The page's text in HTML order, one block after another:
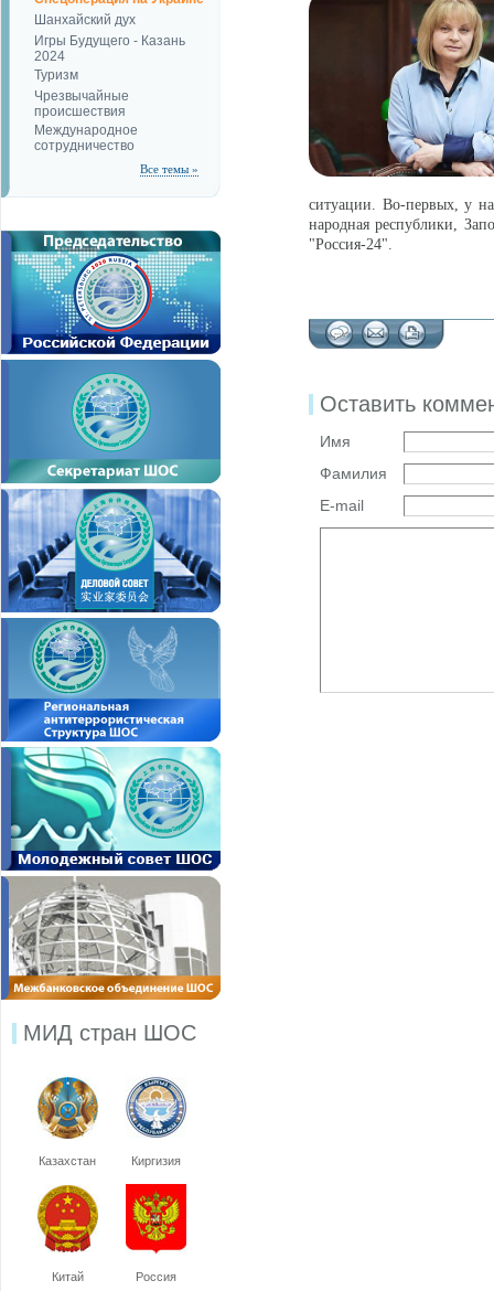
Шанхайский дух
Игры Будущего - Казань
2024
Туризм
Чрезвычайные
происшествия
Международное
сотрудничество
Все темы »
МИД стран ШОС
Казахстан Киргизия
Китай Россия
ситуации. Во-первых, у
народная республики,
"Россия-24".
Оставить
Имя
Фамилия
E-mail